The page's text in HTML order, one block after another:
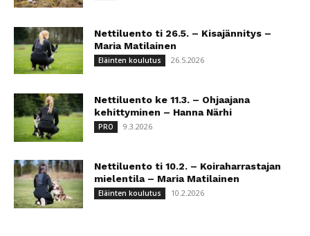
Nettiluento ti 26.5. – Kisajännitys –
Maria Matilainen
Eläinten koulutus 26.5.2026
Nettiluento ke 11.3. – Ohjaajana
kehittyminen – Hanna Närhi
PRO 9.3.2026
Nettiluento ti 10.2. – Koiraharrastajan
mielentila – Maria Matilainen
Eläinten koulutus 10.2.2026